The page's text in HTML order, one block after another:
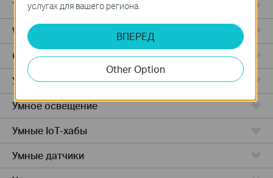
Точки доступа
Wireless USB Adapters
Облачные камеры
Умные розетки
Умное освещение
Умные IoT-хабы
Умные датчики
услугах для вашего региона.
ВПЕРЕД
Other Option